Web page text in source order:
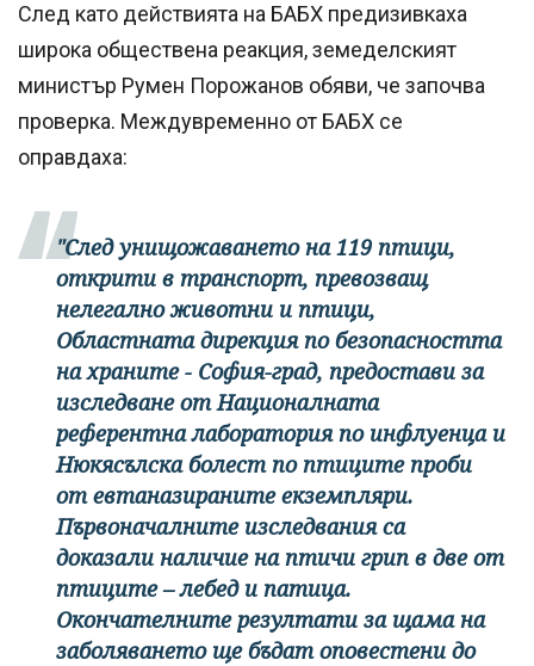
След като действията на БАБХ предизивкаха
широка обществена реакция, земеделският
министър Румен Порожанов обяви, че започва
проверка. Междувременно от БАБХ се
оправдаха:
"След унищожаването на 119 птици,
открити в транспорт, превозващ
нелегално животни и птици,
Областната дирекция по безопасността
на храните - София-град, предостави за
изследване от Националната
референтна лаборатория по инфлуенца и
Нюкясълска болест по птиците проби
от евтаназираните екземпляри.
Първоначалните изследвания са
доказали наличие на птичи грип в две от
птиците – лебед и патица.
Окончателните резултати за щама на
заболяването ще бъдат оповестени до